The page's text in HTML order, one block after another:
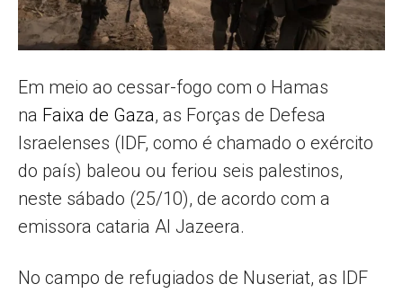
Em meio ao cessar-fogo com o Hamas
na Faixa de Gaza, as Forças de Defesa
Israelenses (IDF, como é chamado o exército
do país) baleou ou feriou seis palestinos,
neste sábado (25/10), de acordo com a
emissora cataria Al Jazeera.
No campo de refugiados de Nuseriat, as IDF